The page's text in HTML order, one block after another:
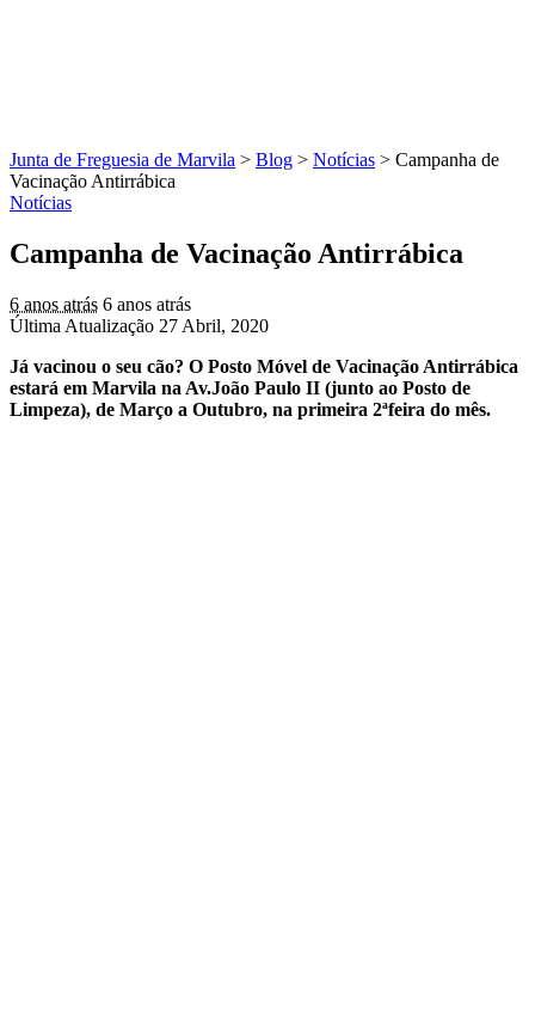
Junta de Freguesia de Marvila > Blog > Notícias > Campanha de
Vacinação Antirrábica
Notícias
Campanha de Vacinação Antirrábica
6 anos atrás 6 anos atrás
Última Atualização 27 Abril, 2020
Já vacinou o seu cão? O Posto Móvel de Vacinação Antirrábica
estará em Marvila na Av.João Paulo II (junto ao Posto de
Limpeza), de Março a Outubro, na primeira 2ªfeira do mês.